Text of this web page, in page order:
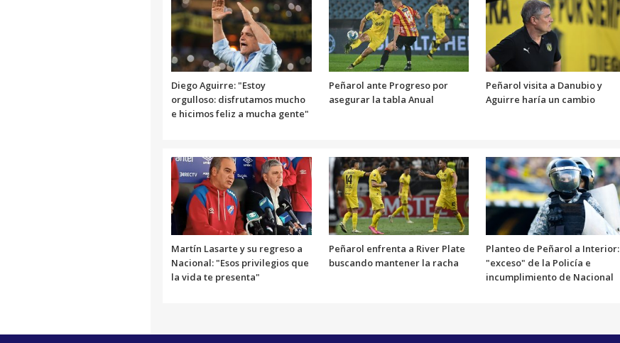
Diego Aguirre: "Estoy
orgulloso: disfrutamos mucho
e hicimos feliz a mucha gente"
Peñarol ante Progreso por
asegurar la tabla Anual
Peñarol visita a Danubio y
Aguirre haría un cambio
Martín Lasarte y su regreso a
Nacional: "Esos privilegios que
la vida te presenta"
Peñarol enfrenta a River Plate
buscando mantener la racha
Planteo de Peñarol a Interior:
"exceso" de la Policía e
incumplimiento de Nacional